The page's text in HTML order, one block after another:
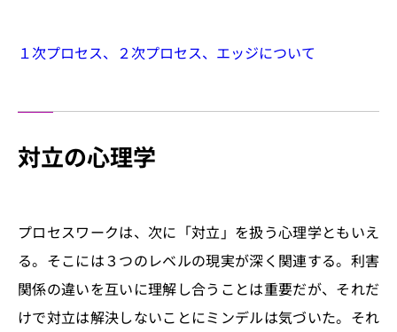
１次プロセス、２次プロセス、エッジについて
対立の心理学
プロセスワークは、次に「対立」を扱う心理学ともいえ
る。そこには３つのレベルの現実が深く関連する。利害
関係の違いを互いに理解し合うことは重要だが、それだ
けで対立は解決しないことにミンデルは気づいた。それ